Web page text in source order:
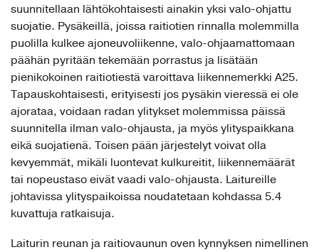
suunnitellaan lähtökohtaisesti ainakin yksi valo-ohjattu
suojatie. Pysäkeillä, joissa raitiotien rinnalla molemmilla
puolilla kulkee ajoneuvoliikenne, valo-ohjaamattomaan
päähän pyritään tekemään porrastus ja lisätään
pienikokoinen raitiotiestä varoittava liikennemerkki A25.
Tapauskohtaisesti, erityisesti jos pysäkin vieressä ei ole
ajorataa, voidaan radan ylitykset molemmissa päissä
suunnitella ilman valo-ohjausta, ja myös ylityspaikkana
eikä suojatienä. Toisen pään järjestelyt voivat olla
kevyemmät, mikäli luontevat kulkureitit, liikennemäärät
tai nopeustaso eivät vaadi valo-ohjausta. Laitureille
johtavissa ylityspaikoissa noudatetaan kohdassa 5.4
kuvattuja ratkaisuja.
Laiturin reunan ja raitiovaunun oven kynnyksen nimellinen